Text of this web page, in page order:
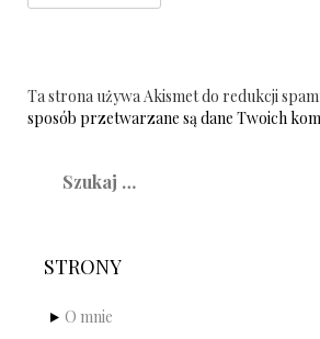
Ta strona używa Akismet do redukcji
sposób przetwarzane są dane Twoich
STRONY
O mnie